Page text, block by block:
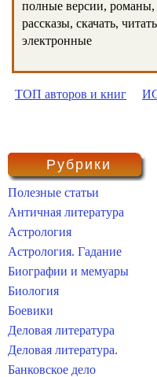
полные версии, романы,
рассказы, скачать,
электронные
ТОП авторов и книг
Рубрики
Полезные статьи
Античная литература
Астрология
Астрология. Гадание
Биографии и мемуары
Биология
Боевики
Деловая литература
Деловая литература.
Банковское дело